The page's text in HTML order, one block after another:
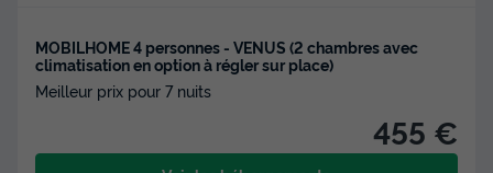
MOBILHOME 4 personnes - VENUS (2 chambres avec
climatisation en option à régler sur place)
Meilleur prix pour 7 nuits
455 €